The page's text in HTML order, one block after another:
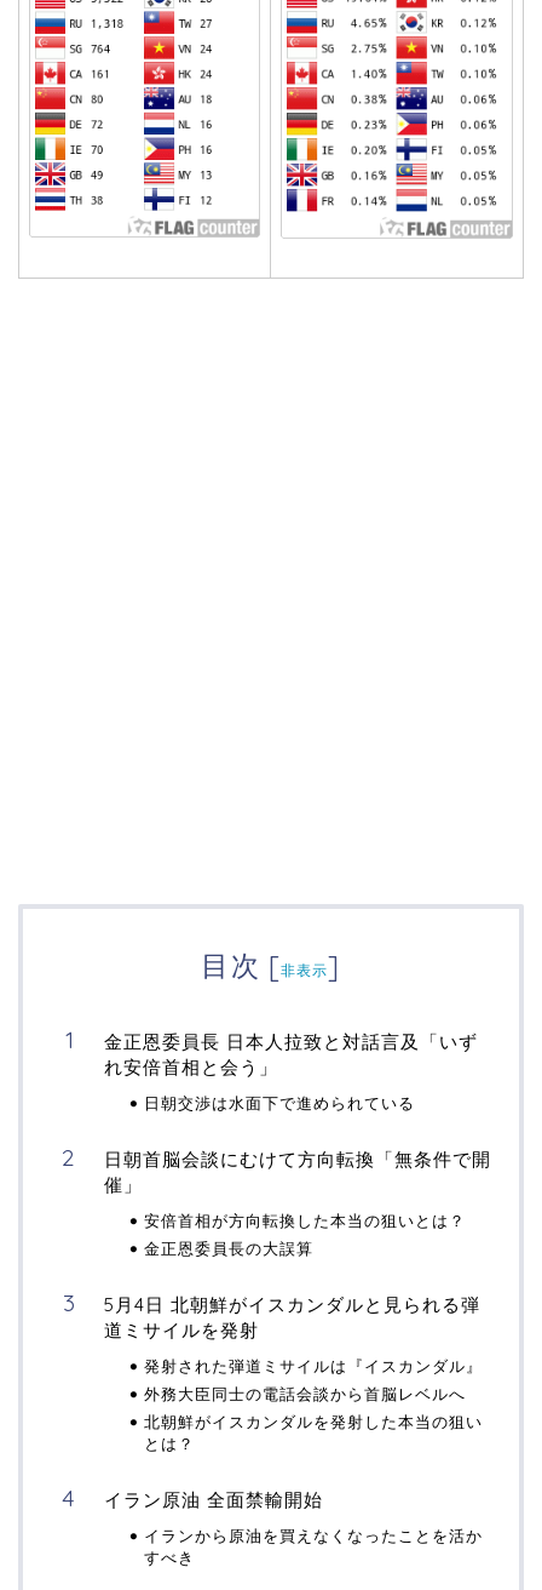
目次 [非表示]
金正恩委員長 日本人拉致と対話言及「いず
れ安倍首相と会う」
日朝交渉は水面下で進められている
日朝首脳会談にむけて方向転換「無条件で開
催」
安倍首相が方向転換した本当の狙いとは？
金正恩委員長の大誤算
5月4日 北朝鮮がイスカンダルと見られる弾
道ミサイルを発射
発射された弾道ミサイルは『イスカンダル』
外務大臣同士の電話会談から首脳レベルへ
北朝鮮がイスカンダルを発射した本当の狙い
とは？
イラン原油 全面禁輸開始
イランから原油を買えなくなったことを活か
すべき